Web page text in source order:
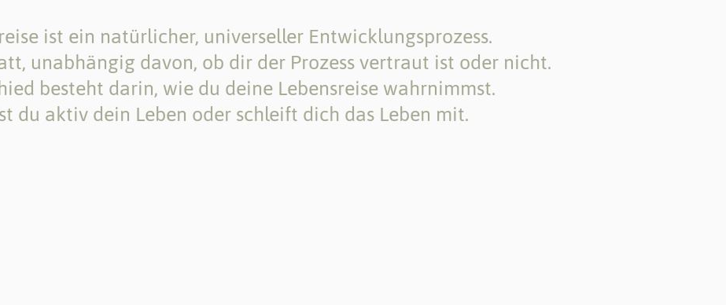
ist ein natürlicher, universeller Entwicklungsprozess.
unabhängig davon, ob dir der Prozess vertraut ist oder nicht.
besteht darin, wie du deine Lebensreise wahrnimmst.
du aktiv dein Leben oder schleift dich das Leben mit.